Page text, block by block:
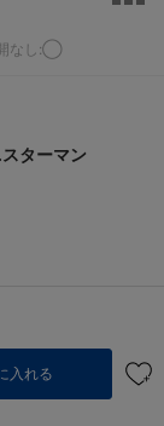
なし:◯
ターマン
入れる